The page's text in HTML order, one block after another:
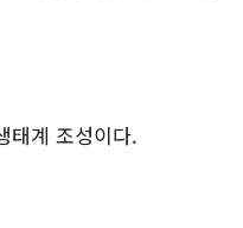
태계 조성이다.